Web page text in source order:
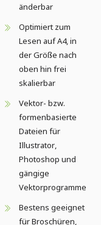
änderbar
Optimiert zum
Lesen auf A4, in
der Größe nach
oben hin frei
skalierbar
Vektor- bzw.
formenbasierte
Dateien für
Illustrator,
Photoshop und
gängige
Vektorprogramme
Bestens geeignet
für Broschüren,